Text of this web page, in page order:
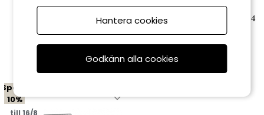
Brafab
Haru utekök - slate grey
Brafab
Haru lounge-/sidobord 54x54
Spara
10%
till 16/8
Hantera cookies
Godkänn alla cookies